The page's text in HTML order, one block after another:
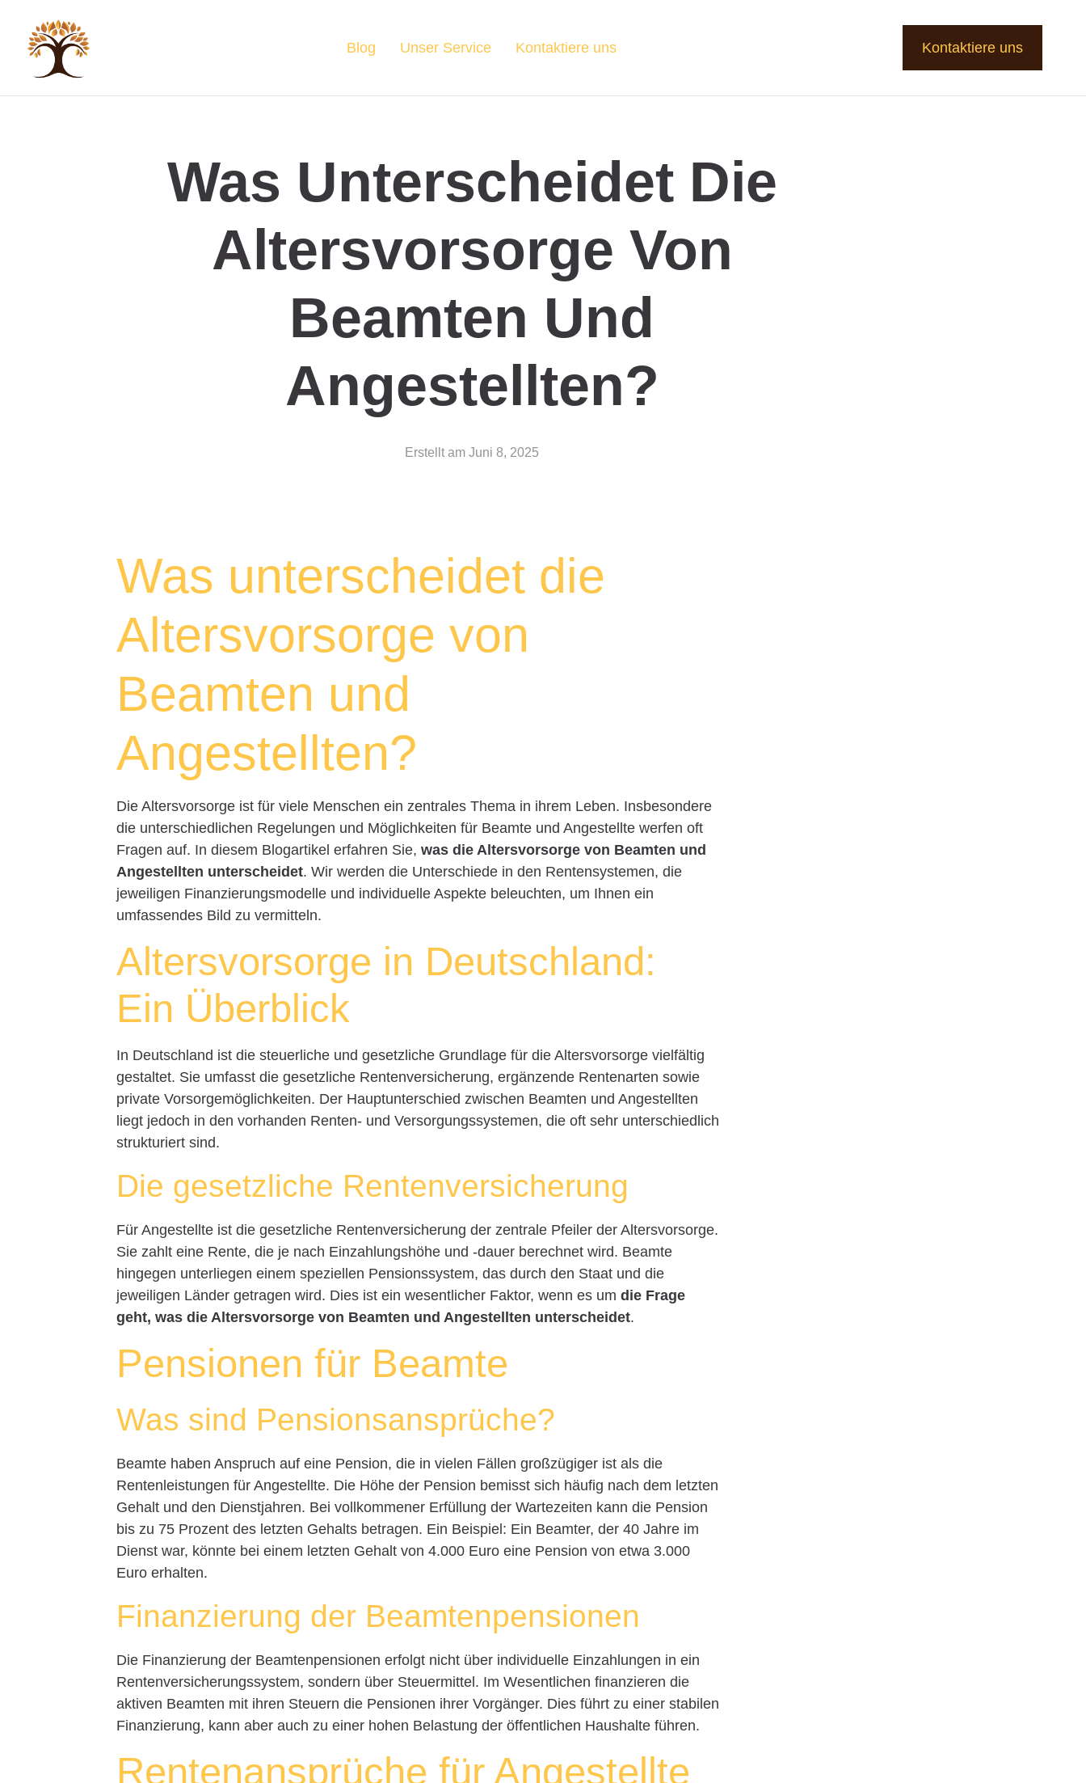
Blog Unser Service Kontaktiere uns Kontaktiere uns
Was Unterscheidet Die
Altersvorsorge Von
Beamten Und
Angestellten?
Erstellt am Juni 8, 2025
Was unterscheidet die
Altersvorsorge von
Beamten und
Angestellten?
Die Altersvorsorge ist für viele Menschen ein zentrales Thema in ihrem Leben. Insbesondere
die unterschiedlichen Regelungen und Möglichkeiten für Beamte und Angestellte werfen oft
Fragen auf. In diesem Blogartikel erfahren Sie,was die Altersvorsorge von Beamten und
Angestellten unterscheidet. Wir werden die Unterschiede in den Rentensystemen, die
jeweiligen Finanzierungsmodelle und individuelle Aspekte beleuchten, um Ihnen ein
umfassendes Bild zu vermitteln.
Altersvorsorge in Deutschland:
Ein Überblick
In Deutschland ist die steuerliche und gesetzliche Grundlage für die Altersvorsorge vielfältig
gestaltet. Sie umfasst die gesetzliche Rentenversicherung, ergänzende Rentenarten sowie
private Vorsorgemöglichkeiten. Der Hauptunterschied zwischen Beamten und Angestellten
liegt jedoch in den vorhanden Renten- und Versorgungssystemen, die oft sehr unterschiedlich
strukturiert sind.
Die gesetzliche Rentenversicherung
Für Angestellte ist die gesetzliche Rentenversicherung der zentrale Pfeiler der Altersvorsorge.
Sie zahlt eine Rente, die je nach Einzahlungshöhe und -dauer berechnet wird. Beamte
hingegen unterliegen einem speziellen Pensionssystem, das durch den Staat und die
jeweiligen Länder getragen wird. Dies ist ein wesentlicher Faktor, wenn es umdie Frage
geht, was die Altersvorsorge von Beamten und Angestellten unterscheidet.
Pensionen für Beamte
Was sind Pensionsansprüche?
Beamte haben Anspruch auf eine Pension, die in vielen Fällen großzügiger ist als die
Rentenleistungen für Angestellte. Die Höhe der Pension bemisst sich häufig nach dem letzten
Gehalt und den Dienstjahren. Bei vollkommener Erfüllung der Wartezeiten kann die Pension
bis zu 75 Prozent des letzten Gehalts betragen. Ein Beispiel: Ein Beamter, der 40 Jahre im
Dienst war, könnte bei einem letzten Gehalt von 4.000 Euro eine Pension von etwa 3.000
Euro erhalten.
Finanzierung der Beamtenpensionen
Die Finanzierung der Beamtenpensionen erfolgt nicht über individuelle Einzahlungen in ein
Rentenversicherungssystem, sondern über Steuermittel. Im Wesentlichen finanzieren die
aktiven Beamten mit ihren Steuern die Pensionen ihrer Vorgänger. Dies führt zu einer stabilen
Finanzierung, kann aber auch zu einer hohen Belastung der öffentlichen Haushalte führen.
Rentenansprüche für Angestellte